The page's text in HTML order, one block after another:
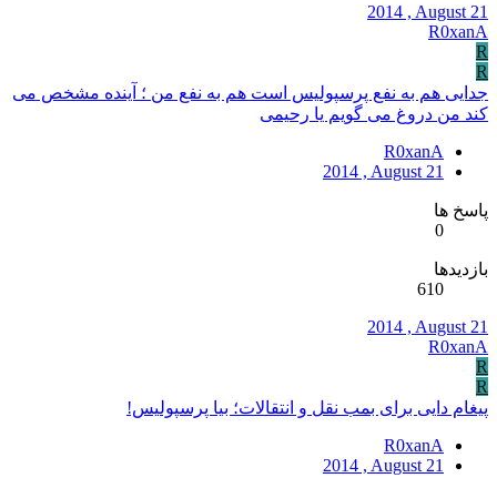
2014 , August 21
R0xanA
R
R
جدایی هم به نفع پرسپولیس است هم به نفع من ؛ آینده مشخص می
کند من دروغ می گویم یا رحیمی
R0xanA
2014 , August 21
پاسخ ها
0
بازدیدها
610
2014 , August 21
R0xanA
R
R
پیغام دایی برای بمب نقل و انتقالات؛ بیا پرسپولیس!
R0xanA
2014 , August 21